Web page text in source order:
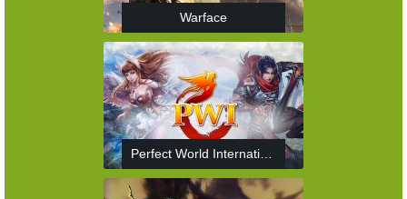
Warface
Perfect World International